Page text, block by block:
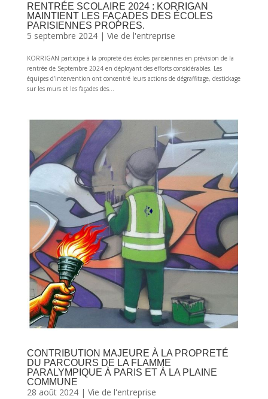
RENTRÉE SCOLAIRE 2024 : KORRIGAN
MAINTIENT LES FAÇADES DES ÉCOLES
PARISIENNES PROPRES.
5 septembre 2024| Vie de l'entreprise
KORRIGAN participe à la propreté des écoles parisiennes en prévision de la
rentrée de Septembre 2024 en déployant des efforts considérables. Les
équipes d’intervention ont concentré leurs actions de dégraffitage, destickage
sur les murs et les façades des...
CONTRIBUTION MAJEURE À LA PROPRETÉ
DU PARCOURS DE LA FLAMME
PARALYMPIQUE À PARIS ET À LA PLAINE
COMMUNE
28 août 2024| Vie de l'entreprise